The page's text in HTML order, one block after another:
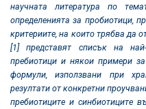
научната литература по
определенията за пробиотици,
критериите, на които трябва да
[1] представят списък на
пребиотици и някои примери
формули, използвани при
резултати от конкретни
пребиотиците и синбиотиците